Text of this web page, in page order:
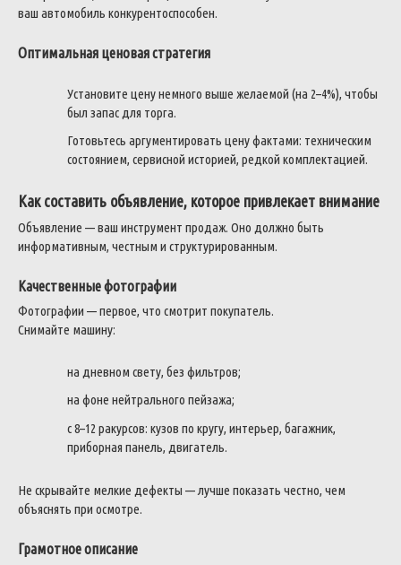
ваш автомобиль конкурентоспособен.
Оптимальная ценовая стратегия
Установите цену немного выше желаемой (на 2–4%), чтобы
был запас для торга.
Готовьтесь аргументировать цену фактами: техническим
состоянием, сервисной историей, редкой комплектацией.
Как составить объявление, которое привлекает внимание
Объявление — ваш инструмент продаж. Оно должно быть
информативным, честным и структурированным.
Качественные фотографии
Фотографии — первое, что смотрит покупатель.
Снимайте машину:
на дневном свету, без фильтров;
на фоне нейтрального пейзажа;
с 8–12 ракурсов: кузов по кругу, интерьер, багажник,
приборная панель, двигатель.
Не скрывайте мелкие дефекты — лучше показать честно, чем
объяснять при осмотре.
Грамотное описание